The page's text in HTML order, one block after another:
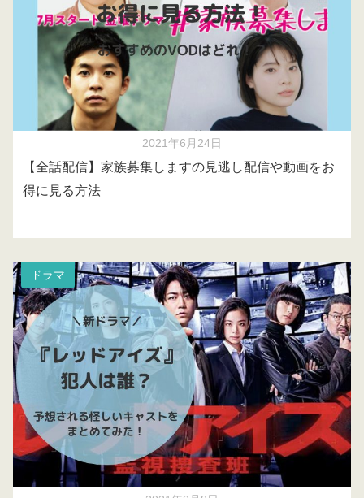
2021年6月24日
【全話配信】家族募集しますの見逃し配信や動画をお
得に見る方法
ドラマ